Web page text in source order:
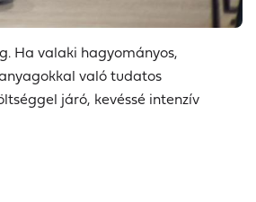
Ha valaki hagyományos,
való tudatos
járó, kevéssé intenzív